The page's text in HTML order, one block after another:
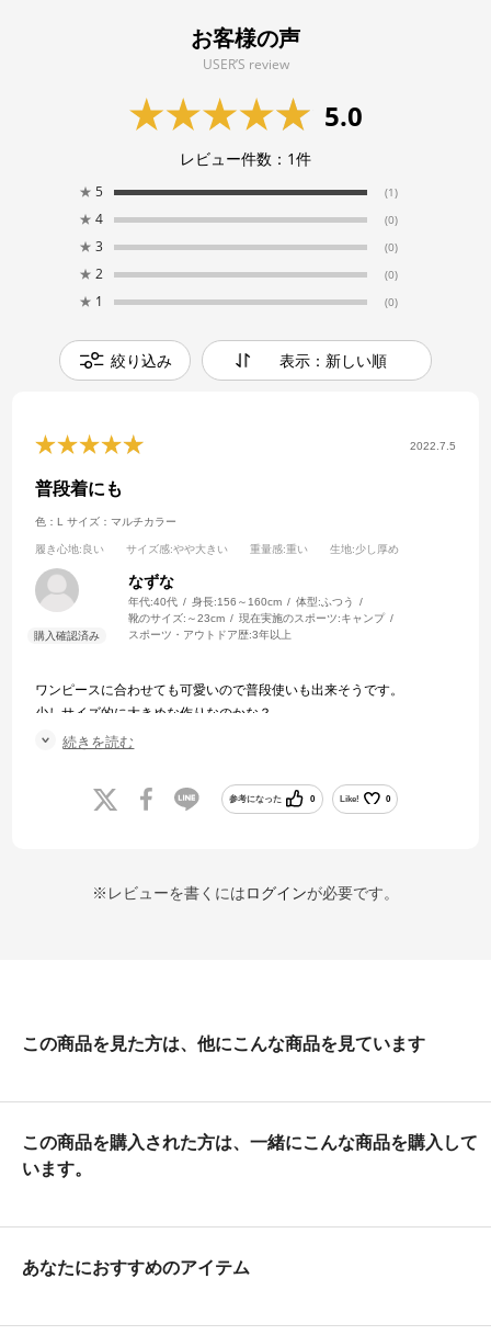
お客様の声
USER’S review
5.0
レビュー件数： 1件
★ 5 (1)
★ 4 (0)
★ 3 (0)
★ 2 (0)
★ 1 (0)
絞り込み 表示：新しい順
2022.7.5
普段着にも
色：L サイズ：マルチカラー
履き心地:良い サイズ感:やや大きい 重量感:重い 生地:少し厚め
なずな
年代:40代 身長:156～160cm 体型: ふつう
靴のサイズ: ～23cm 現在実施のスポーツ:キャンプ
スポーツ・アウトドア歴:3年以上
ワンピースに合わせても可愛いので普段使いも出来そうです。
少しサイズ的に大きめな作りなのかな？
ゆったり目が苦手な方はワンサイズ下げてもいいかも。
続きを読む
参考になった 0 Like! 0
※レビューを書くにはログインが必要です。
この商品を見た方は、他にこんな商品を見ています
この商品を購入された方は、一緒にこんな商品を購入して
います。
あなたにおすすめのアイテム